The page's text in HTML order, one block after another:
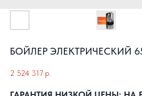
БОЙЛЕР ЭЛЕКТРИЧЕСКИЙ
2 524 317 р.